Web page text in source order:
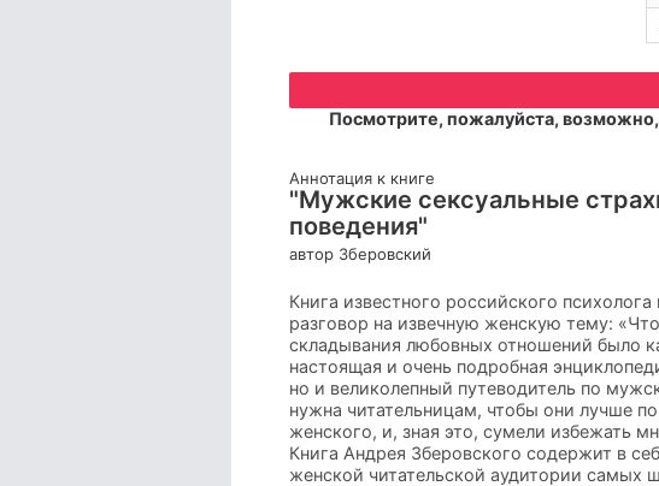
Посмотрите, пожалуйста,
Аннотация к книге
"Мужские сексуальные
поведения"
автор Зберовский
Книга известного российского
разговор на извечную женскую тему:
складывания любовных отношений было
настоящая и очень подробная
но и великолепный путеводитель по
нужна читательницам, чтобы они лучше
женского, и, зная это, сумели избежать
Книга Андрея Зберовского содержит в
женской читательской аудитории самых